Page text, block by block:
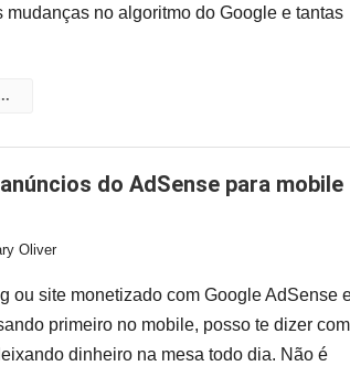
mudanças no algoritmo do Google e tantas
Oliver
ou site monetizado com Google AdSense
primeiro no mobile, posso te dizer com
dinheiro na mesa todo dia. Não é